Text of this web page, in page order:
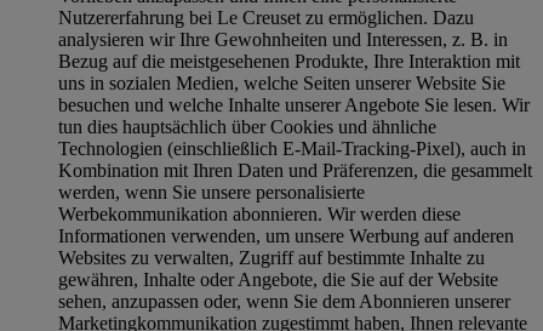
Nutzererfahrung bei Le Creuset zu ermöglichen. Dazu
analysieren wir Ihre Gewohnheiten und Interessen, z. B. in
Bezug auf die meistgesehenen Produkte, Ihre Interaktion mit
uns in sozialen Medien, welche Seiten unserer Website Sie
besuchen und welche Inhalte unserer Angebote Sie lesen. Wir
tun dies hauptsächlich über Cookies und ähnliche
Technologien (einschließlich E-Mail-Tracking-Pixel), auch in
Kombination mit Ihren Daten und Präferenzen, die gesammelt
werden, wenn Sie unsere personalisierte
Werbekommunikation abonnieren. Wir werden diese
Informationen verwenden, um unsere Werbung auf anderen
Websites zu verwalten, Zugriff auf bestimmte Inhalte zu
gewähren, Inhalte oder Angebote, die Sie auf der Website
sehen, anzupassen oder, wenn Sie dem Abonnieren unserer
Marketingkommunikation zugestimmt haben, Ihnen relevante